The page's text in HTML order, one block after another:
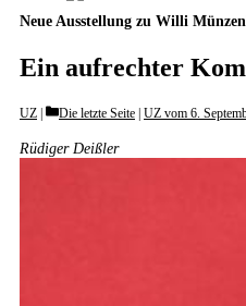
Neue Ausstellung zu Willi
Ein aufrechter
UZ Categories
Die letzte Seite UZ vom 6.
Rüdiger Deißler